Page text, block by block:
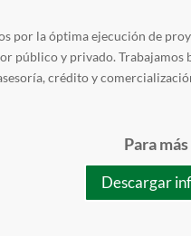
por la óptima ejecución de
público y privado.
crédito y
Para
Descargar